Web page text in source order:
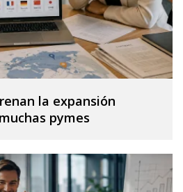
la expansión
pymes